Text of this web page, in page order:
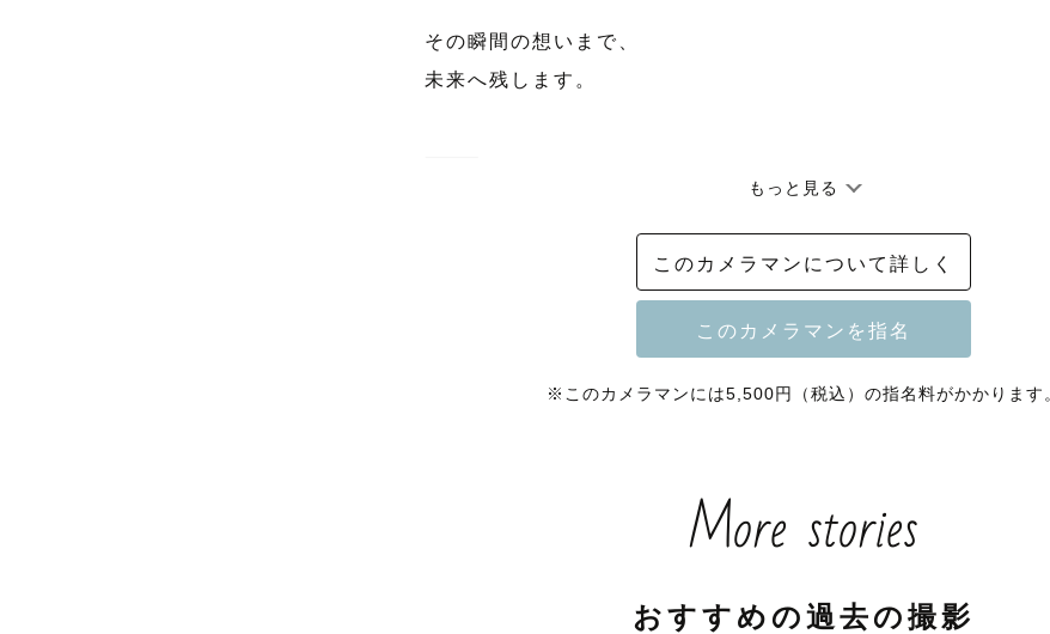
その瞬間の想いまで、
未来へ残します。
社内上位10％のプラチナランクカメラマンとして活動しています
これまでに200組以上のご家族やカップルを撮影してきました。
数あるページの中からご覧いただきありがとうございます。
佐賀県在住、北部九州を拠点に活動しているカメラマンのたくや
6歳と3歳、2人の息子を育てながら、
もっと見る
このカメラマンについて詳しく
※このカメラマンには5,500円（税込）の指名料がかかります
More stories
おすすめの過去の撮影